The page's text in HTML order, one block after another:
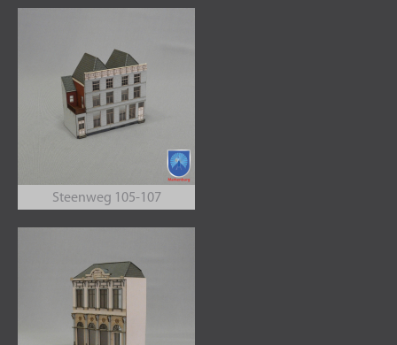
Steenweg 105-107